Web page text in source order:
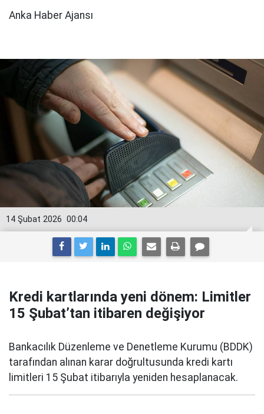
Anka Haber Ajansı
00:04
14 Şubat 2026
Kredi kartlarında yeni dönem: Limitler
15 Şubat’tan itibaren değişiyor
Bankacılık Düzenleme ve Denetleme Kurumu (BDDK)
tarafından alınan karar doğrultusunda kredi kartı
limitleri 15 Şubat itibarıyla yeniden hesaplanacak.